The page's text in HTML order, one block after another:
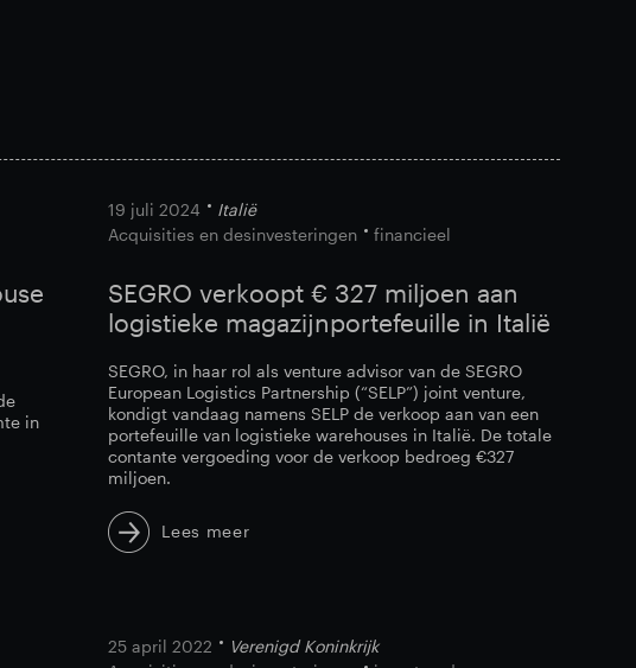
in
19 juli 2024
Italië
Acquisities en desinvesteringen
financieel
SEGRO verkoopt € 327 miljoen aan
logistieke magazijnportefeuille in Italië
SEGRO, in haar rol als venture advisor van de SEGRO
European Logistics Partnership (“SELP”) joint venture,
kondigt vandaag namens SELP de verkoop aan van een
portefeuille van logistieke warehouses in Italië. De totale
contante vergoeding voor de verkoop bedroeg €327
miljoen.
Lees meer
25 april 2022
Verenigd Koninkrijk